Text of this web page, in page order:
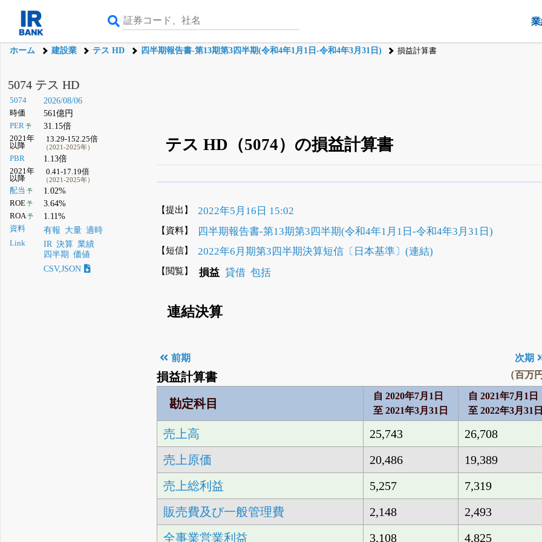
ホーム 建設業 テス HD 四半期報告書-第13期第3四半期(令和4年1月1日-令和4年3月31日) 損益計算書
5074 テス HD
5074 2026/08/06
時価 561億円
PER予 31.15倍
2021年
以降
13.29-152.25倍
（2021-2025年）
PBR 1.13倍
2021年
以降
0.41-17.19倍
（2021-2025年）
配当 予 1.02%
ROE予 3.64%
ROA予 1.11%
資料 有報 大量 適時
Link IR 決算 業績
四半期
価値
CSV,JSON
テス HD（5074）の損益計算書
無料でβ版をはじめる
登録すると永久30%OFFと米株版の先行利用も付きます
【提出】 2022年5月16日 15:02
【資料】 四半期報告書-第13期第3四半期(令和4年1月1日-令和4年3月31日)
【短信】 2022年6月期第3四半期決算短信〔日本基準〕(連結)
【閲覧】 損益 貸借 包括
連結決算
前期 次期
損益計算書 （百万
勘定科目
自 2020年7月1日
至 2021年3月31日
自 2021年7月1日
至 2022年3月31
売上高 25,743
26,708
売上原価
20,486
19,389
売上総利益
5,257
7,319
販売費及び一般管理費
2,148
2,493
全事業営業利益
3,108 4,825